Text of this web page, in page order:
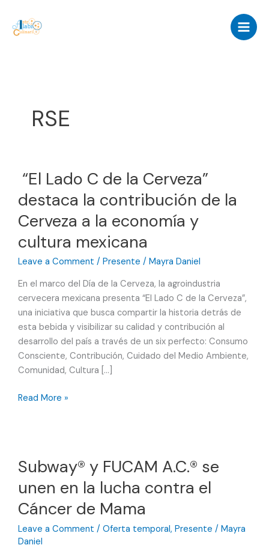
content
RSE
“El Lado C de la Cerveza”
destaca la contribución de la
Cerveza a la economía y
cultura mexicana
Leave a Comment / Presente / Mayra Daniel
En el marco del Día de la Cerveza, la agroindustria
cervecera mexicana presenta “El Lado C de la Cerveza”,
una iniciativa que busca compartir la historia detrás de
esta bebida y visibilizar su calidad y contribución al
desarrollo del país a través de un six perfecto: Consumo
Consciente, Contribución, Cuidado del Medio Ambiente,
Comunidad, Cultura […]
“El
Cerveza”
destaca
contribución
de
la
Read More »
Subway® y FUCAM A.C.® se
unen en la lucha contra el
Cáncer de Mama
Leave a Comment / Oferta temporal, Presente / Mayra
Daniel